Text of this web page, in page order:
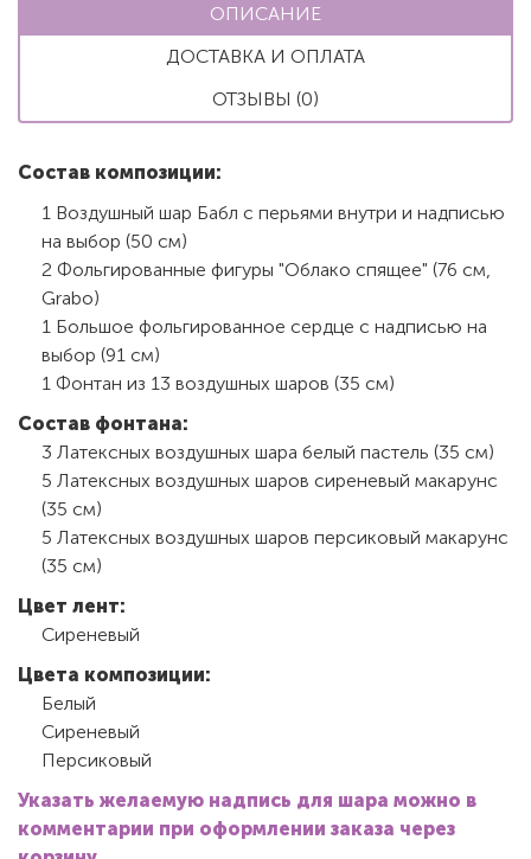
ОПИСАНИЕ
ДОСТАВКА И ОПЛАТА
ОТЗЫВЫ (0)
Состав композиции:
1 Воздушный шар Бабл с перьями внутри и надписью
на выбор (50 см)
2 Фольгированные фигуры "Облако спящее" (76 см,
Grabo)
1 Большое фольгированное сердце с надписью на
выбор (91 см)
1 Фонтан из 13 воздушных шаров (35 см)
Состав фонтана:
3 Латексных воздушных шара белый пастель (35 см)
5 Латексных воздушных шаров сиреневый макарунс
(35 см)
5 Латексных воздушных шаров персиковый макарунс
(35 см)
Цвет лент:
Сиреневый
Цвета композиции:
Белый
Сиреневый
Персиковый
Указать желаемую надпись для шара можно в
комментарии при оформлении заказа через